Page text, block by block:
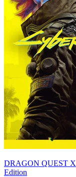
DRAGON QUEST
Edition